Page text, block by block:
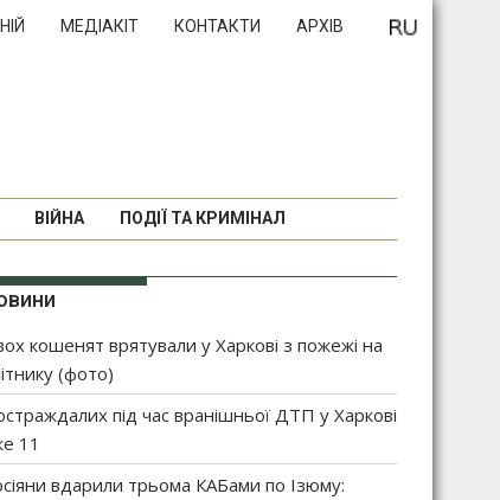
МЕДІАКІТ КОНТАКТИ АРХІВ
ВІЙНА ПОДІЇ ТА КРИМІНАЛ
кошенят врятували у Харкові з пожежі на
(фото)
під час вранішньої ДТП у Харкові
11
вдарили трьома КАБами по Ізюму: